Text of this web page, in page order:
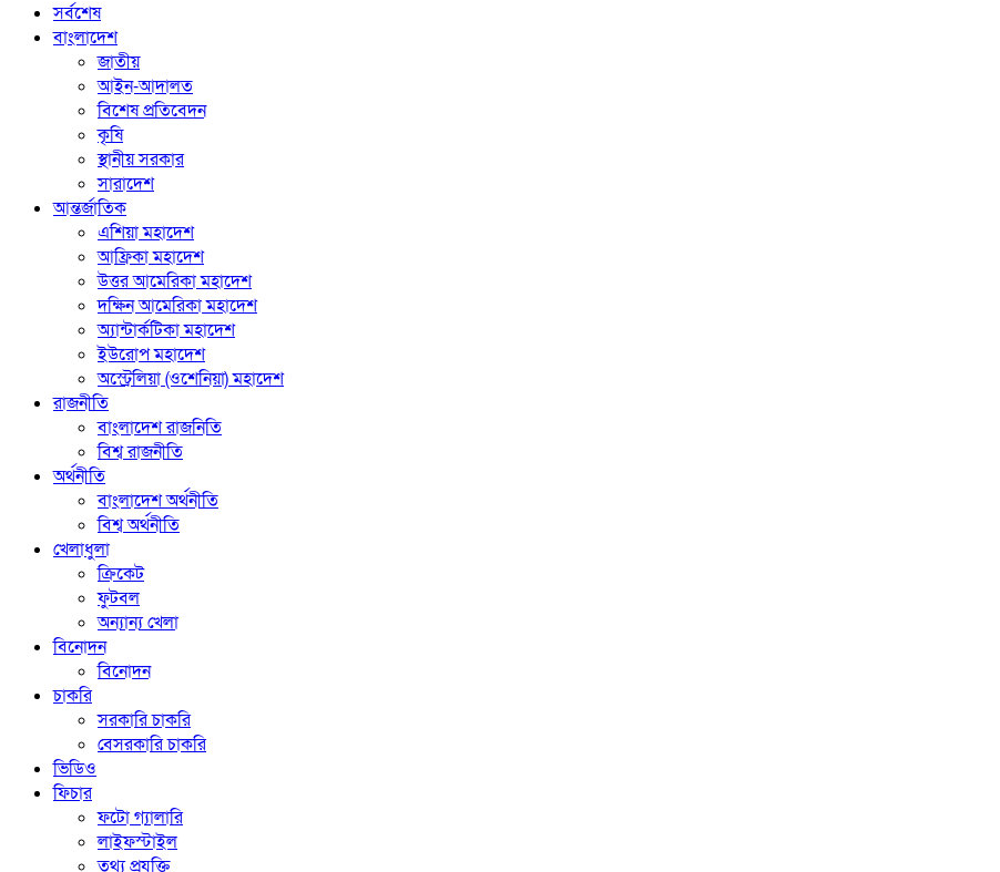
সর্বশেষ
বাংলাদেশ
জাতীয়
আইন-আদালত
বিশেষ প্রতিবেদন
কৃষি
স্থানীয় সরকার
সারাদেশ
আন্তর্জাতিক
এশিয়া মহাদেশ
আফ্রিকা মহাদেশ
উত্তর আমেরিকা মহাদেশ
দক্ষিন আমেরিকা মহাদেশ
অ্যান্টার্কটিকা মহাদেশ
ইউরোপ মহাদেশ
অস্ট্রেলিয়া (ওশেনিয়া) মহাদেশ
রাজনীতি
বাংলাদেশ রাজনিতি
বিশ্ব রাজনীতি
অর্থনীতি
বাংলাদেশ অর্থনীতি
বিশ্ব অর্থনীতি
খেলাধুলা
ক্রিকেট
ফুটবল
অন্যান্য খেলা
বিনোদন
বিনোদন
চাকরি
সরকারি চাকরি
বেসরকারি চাকরি
ভিডিও
ফিচার
ফটো গ্যালারি
লাইফস্টাইল
তথ্য প্রযুক্তি